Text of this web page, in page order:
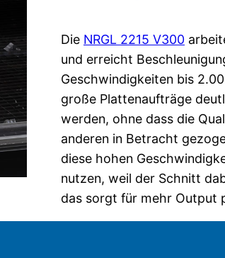
Die NRGL 2215 V300
und erreicht
Geschwindigkeiten bis
große Plattenaufträge
werden, ohne dass die
anderen in Betracht
diese hohen
nutzen, weil der Schnitt
das sorgt für mehr Output